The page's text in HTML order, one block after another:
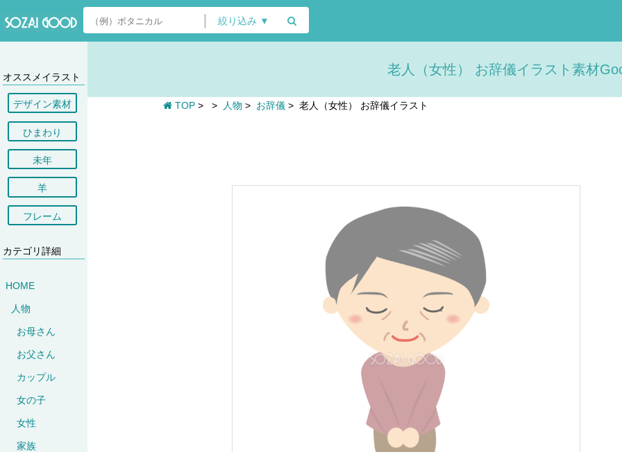
絞り込み ▼
オススメイラスト
デザイン素材
ひまわり
未年
羊
フレーム
カテゴリ詳細
HOME
人物
お母さん
お父さん
カップル
女の子
女性
家族
老人（女性） お辞儀イラスト素材
TOP > > 人物 > お辞儀 > 老人（女性） お辞儀イラスト